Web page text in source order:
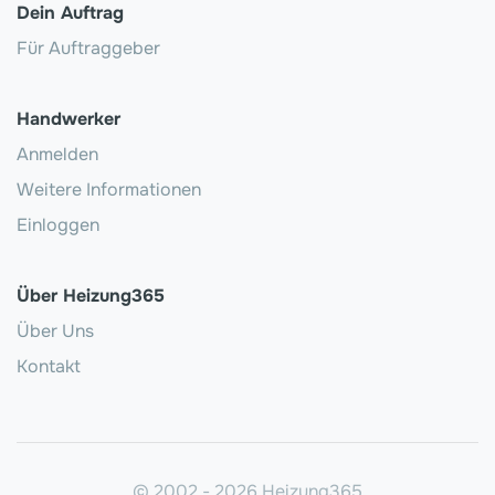
Dein Auftrag
Für Auftraggeber
Handwerker
Anmelden
Weitere Informationen
Einloggen
Über Heizung365
Über Uns
Kontakt